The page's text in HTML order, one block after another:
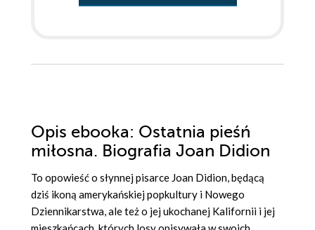
Opis ebooka: Ostatnia pieśń
miłosna. Biografia Joan Didion
To opowieść o słynnej pisarce Joan Didion, będącą
dziś ikoną amerykańskiej popkultury i Nowego
Dziennikarstwa, ale też o jej ukochanej Kalifornii i jej